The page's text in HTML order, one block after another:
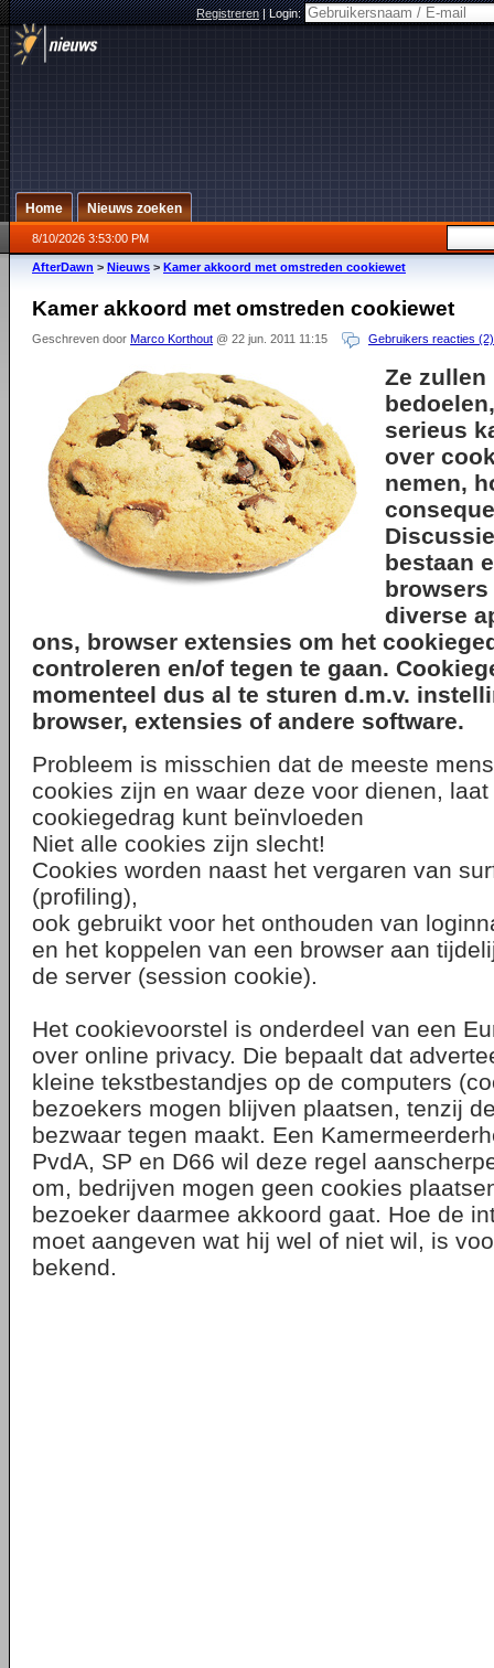
Registreren|Login:
Home Nieuws zoeken
8/10/2026 3:53:00 PM
AfterDawn > Nieuws > Kamer akkoord met omstreden cookiewet
Kamer akkoord met omstreden cookiewet
Geschreven door Marco Korthout @ 22 jun. 2011 11:15 Gebruikers reacties (2)
Ze zullen
serieus
over
nemen,
bestaan
diverse
ons, browser extensies om het
controleren en/of tegen te gaan.
momenteel dus al te sturen d.m.v.
browser, extensies of andere software.
Probleem is misschien dat de meeste
cookies zijn en waar deze voor dienen,
cookiegedrag kunt beïnvloeden
Niet alle cookies zijn slecht!
Cookies worden naast het vergaren van
(profiling),
ook gebruikt voor het onthouden van
en het koppelen van een browser aan
de server (session cookie).
Het cookievoorstel is onderdeel van een
over online privacy. Die bepaalt dat
kleine tekstbestandjes op de computers
bezoekers mogen blijven plaatsen, tenzij
bezwaar tegen maakt. Een
PvdA, SP en D66 wil deze regel
om, bedrijven mogen geen cookies
bezoeker daarmee akkoord gaat. Hoe de
moet aangeven wat hij wel of niet wil, is
bekend.